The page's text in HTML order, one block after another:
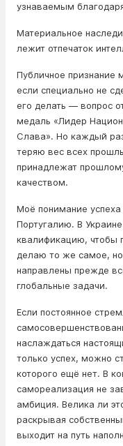
узнаваемым
Материальное
лежит отпечаток
Публичное признание
если специально не
его делать — вопрос
медаль «Лидер
Слава». Но каждый
теряю вес всех
принадлежат
качеством.
Моё понимание
Португалию. В
квалификацию, чтобы
делаю то же самое,
направлены прежде
глобальные задачи.
Если постоянное
наслаждаться
только успех, можно
которого ещё нет. В
самореализация не
амбиция. Велика ли
раскрывая
выходит на путь